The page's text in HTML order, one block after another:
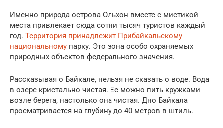
Именно природа острова Ольхон вместе с мистикой
места привлекает сюда сотни тысяч туристов каждый
год. Территория принадлежит Прибайкальскому
национальному парку. Это зона особо охраняемых
природных объектов федерального значения.
Рассказывая о Байкале, нельзя не сказать о воде. Вода
в озере кристально чистая. Ее можно пить кружками
возле берега, настолько она чистая. Дно Байкала
просматривается на глубину до 40 метров в штиль.